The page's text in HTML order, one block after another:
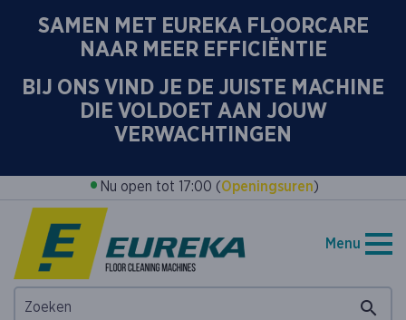
SAMEN MET EUREKA FLOORCARE
NAAR MEER EFFICIËNTIE
BIJ ONS VIND JE DE JUISTE MACHINE
DIE VOLDOET AAN JOUW
VERWACHTINGEN
• Nu open tot 17:00 (Openingsuren)
Menu